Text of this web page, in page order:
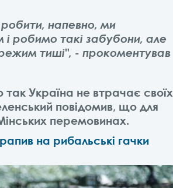
напевно, ми
і робимо такі забубони, але
тиші", - прокоментував
Україна не втрачає своїх
повідомив, що для
перемовинах.
на рибальські гачки